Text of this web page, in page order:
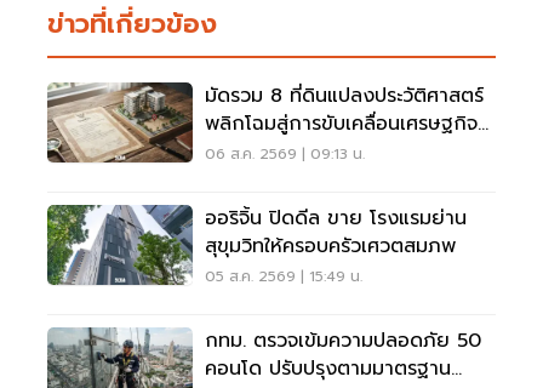
ข่าวที่เกี่ยวข้อง
มัดรวม 8 ที่ดินแปลงประวัติศาสตร์
พลิกโฉมสู่การขับเคลื่อนเศรษฐกิจ
เมือง
06 ส.ค. 2569 | 09:13 น.
ออริจิ้น ปิดดีล ขาย โรงแรมย่าน
สุขุมวิทให้ครอบครัวเศวตสมภพ
05 ส.ค. 2569 | 15:49 น.
กทม. ตรวจเข้มความปลอดภัย 50
คอนโด ปรับปรุงตามมาตรฐาน